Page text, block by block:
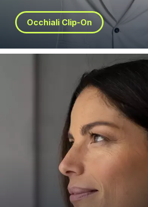
Occhiali Clip-On